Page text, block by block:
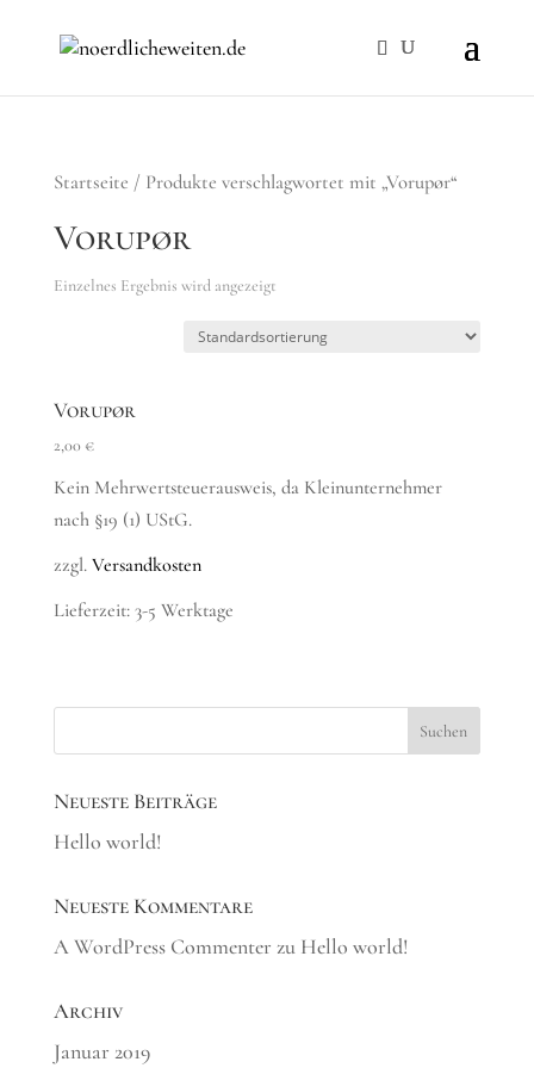
Startseite / Produkte verschlagwortet mit „Vorupør“
Vorupør
Einzelnes Ergebnis wird angezeigt
Vorupør
2,00 €
Kein Mehrwertsteuerausweis, da Kleinunternehmer
nach §19 (1) UStG.
zzgl. Versandkosten
Lieferzeit: 3-5 Werktage
Neueste Beiträge
Hello world!
Neueste Kommentare
A WordPress Commenter zu Hello world!
Archiv
Januar 2019